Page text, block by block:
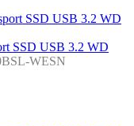
SSD USB 3.2 WD
WESN